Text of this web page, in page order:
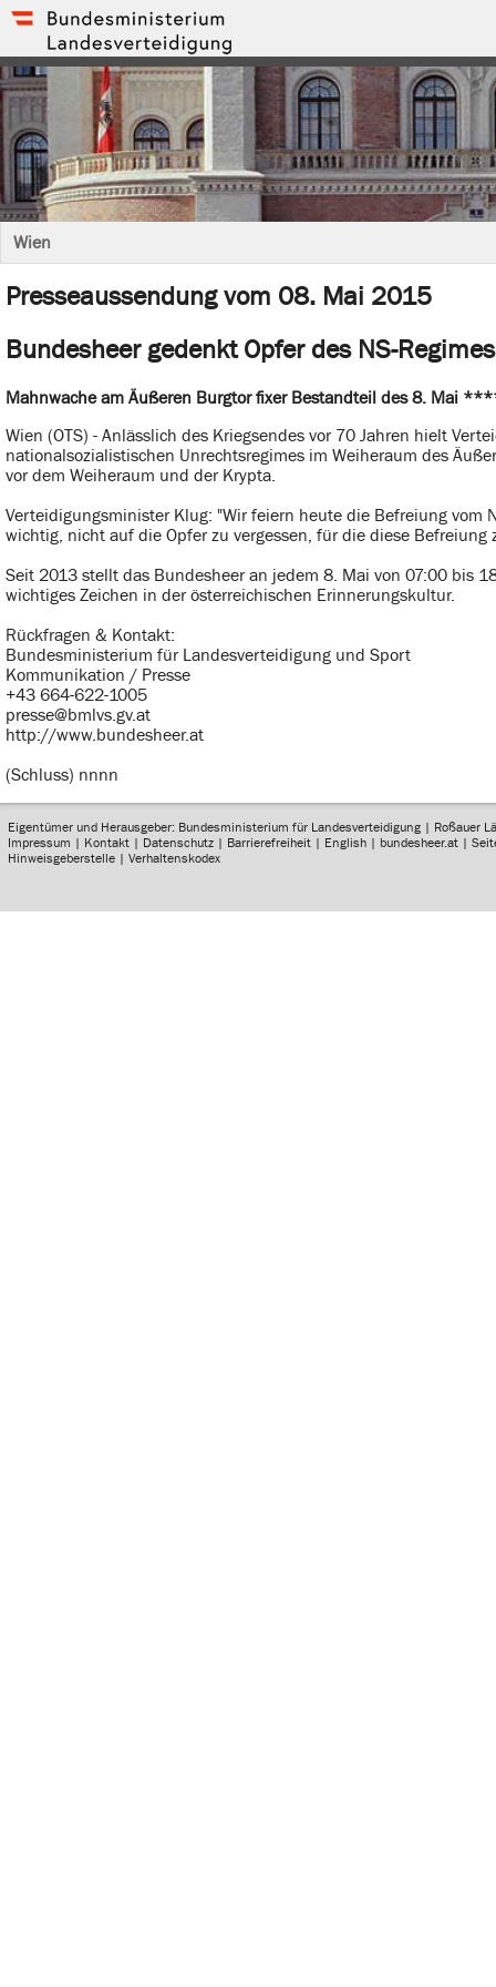
Wien
Presseaussendung vom 08. Mai 2015
Bundesheer gedenkt Opfer des NS-
Mahnwache am Äußeren Burgtor fixer Bestandteil des 8. Mai
Wien (OTS) - Anlässlich des Kriegsendes vor 70 Jahren hielt
nationalsozialistischen Unrechtsregimes im Weiheraum des
vor dem Weiheraum und der Krypta.
Verteidigungsminister Klug: "Wir feiern heute die Befreiung vom
wichtig, nicht auf die Opfer zu vergessen, für die diese Befreiung
Seit 2013 stellt das Bundesheer an jedem 8. Mai von 07:00 bis
wichtiges Zeichen in der österreichischen Erinnerungskultur.
Rückfragen & Kontakt:
Bundesministerium für Landesverteidigung und Sport
Kommunikation / Presse
+43 664-622-1005
presse@bmlvs.gv.at
http://www.bundesheer.at
(Schluss) nnnn
Eigentümer und Herausgeber: Bundesministerium für Landesverteidigung | Roßauer
Impressum | Kontakt | Datenschutz | Barrierefreiheit | English | bundesheer.at |
Hinweisgeberstelle |Verhaltenskodex